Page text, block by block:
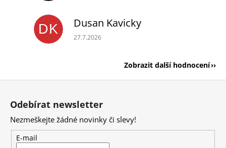
DK Dusan Kavicky
Hodnocení obchodu je 5 z 5 hvězdiček.
27.7.2026
Zobrazit další hodnocení
Z
Odebírat newsletter
Nezmeškejte žádné novinky či slevy!
E-mail